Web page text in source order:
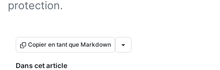
protection.
Copier en tant que Markdown
Dans cet article